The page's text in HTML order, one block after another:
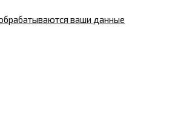
ваши данные